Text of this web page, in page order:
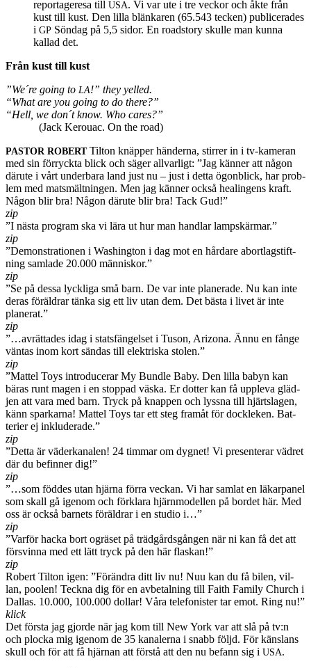
reportageresa till USA. Vi var ute i tre veckor och åkte från
kust till kust. Den lilla blänkaren (65.543 tecken) pub­licer­ades
i GP Söndag på 5,5 sidor. En road­story skulle man kunna
kallad det.
Från kust till kust
”We´re going to LA!” they yelled.
“What are you going to do there?”
“Hell, we don´t know. Who cares?”
(Jack Ker­ouac. On the road)
PASTOR ROBERTTilton knäp­per hän­derna, stir­rer in i tv-kameran
med sin för­ryckta blick och säger all­varligt: ”Jag kän­ner att någon
därute i vårt under­bara land just nu – just i detta ögonblick, har prob­
lem med matsmält­nin­gen. Men jag kän­ner också healin­gens kraft.
Någon blir bra! Någon därute blir bra! Tack Gud!”
zip
”I nästa pro­gram ska vi lära ut hur man hand­lar lamp­skär­mar.”
zip
”Demon­stra­tio­nen i Wash­ing­ton i dag mot en hår­dare abort­lags­tift­
ning sam­lade 20.000 män­niskor.”
zip
”Se på dessa lyck­liga små barn. De var inte plan­er­ade. Nu kan inte
deras föräl­drar tänka sig ett liv utan dem. Det bästa i livet är inte
plan­erat.”
zip
”…avrät­tades idag i stats­fän­gelset i Tuson, Ari­zona. Ännu en fånge
vän­tas inom kort sän­das till elek­triska stolen.”
zip
”Mat­tel Toys intro­duc­erar My Bun­dle Baby. Den lilla babyn kan
bäras runt magen i en stop­pad väska. Er dot­ter kan få uppl­eva gläd­
jen att vara med barn. Tryck på knap­pen och lyssna till hjärt­sla­gen,
känn sparkarna! Mat­tel Toys tar ett steg framåt för dock­leken. Bat­
terier ej inklud­er­ade.”
zip
”Detta är väderkanalen! 24 tim­mar om dygnet! Vi pre­sen­terar vädret
där du befinner dig!”
zip
”…som föd­des utan hjärna förra veckan. Vi har sam­lat en läkarpanel
som skall gå igenom och förk­lara hjärn­mod­ellen på bor­det här. Med
oss är också bar­nets föräl­drar i en stu­dio i…”
zip
”Var­för hacka bort ogräset på trädgårds­gån­gen när ni kan få det att
försvinna med ett lätt tryck på den här flaskan!”
zip
Robert Tilton igen: ”Förän­dra ditt liv nu! Nuu kan du få bilen, vil­
lan, poolen! Teckna dig för en avbe­tal­ning till Faith Fam­ily Church i
Dal­las. 10.000, 100.000 dol­lar! Våra tele­fon­is­ter tar emot. Ring nu!”
klick
Det första jag gjorde när jag kom till New York var att slå på tv:n
och plocka mig igenom de 35 kanalerna i snabb följd. För känslans
skull och för att få hjär­nan att förstå att den nu befann sig i USA.